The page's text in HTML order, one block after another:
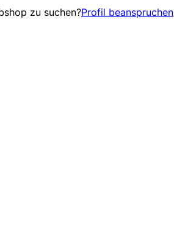
zu suchen?Profil beanspruchen